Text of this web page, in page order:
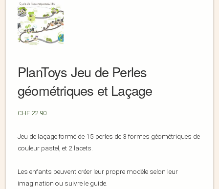
PlanToys Jeu de Perles
géométriques et Laçage
CHF 22.90
Jeu de laçage formé de 15 perles de 3 formes géométriques de
couleur pastel, et 2 lacets.
Les enfants peuvent créer leur propre modèle selon leur
imagination ou suivre le guide.